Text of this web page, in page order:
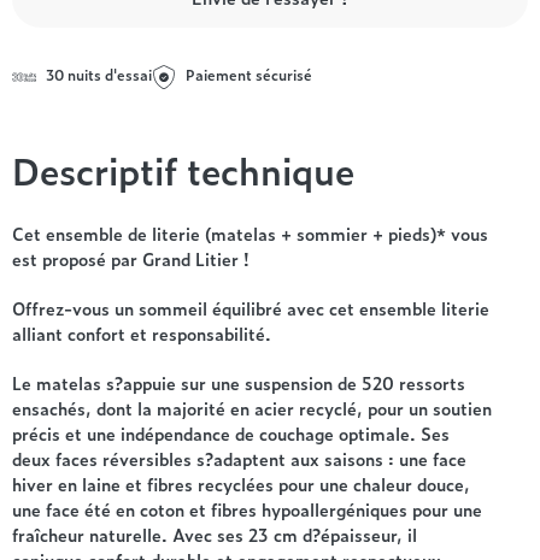
Entre 1000 et 1500€
Nos matelas par marque
André Renault
Beautyrest Luxury
Ergotherm
Hotel & Lodge
Simmons
Styldecor
Technilat
Tempur
Treca
Nos sommiers par prix
+ de 1000€
30 nuits d'essai Paiement sécurisé
Descriptif technique
Cet ensemble de literie (matelas + sommier + pieds)* vous
est proposé par Grand Litier !
Offrez-vous un sommeil équilibré avec cet ensemble literie
alliant confort et responsabilité.
Le matelas s?appuie sur une suspension de 520 ressorts
ensachés, dont la majorité en acier recyclé, pour un soutien
précis et une indépendance de couchage optimale. Ses
deux faces réversibles s?adaptent aux saisons : une face
hiver en laine et fibres recyclées pour une chaleur douce,
une face été en coton et fibres hypoallergéniques pour une
fraîcheur naturelle. Avec ses 23 cm d?épaisseur, il